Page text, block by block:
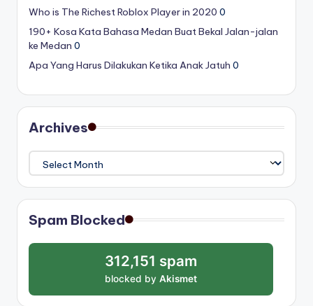
Who is The Richest Roblox Player in 2020 0
190+ Kosa Kata Bahasa Medan Buat Bekal Jalan-jalan
ke Medan 0
Apa Yang Harus Dilakukan Ketika Anak Jatuh 0
Archives
Archives
Spam Blocked
312,151 spam
blocked by Akismet